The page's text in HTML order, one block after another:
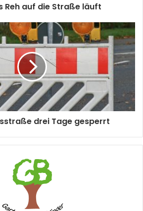
Reh auf die Straße läuft
drei Tage gesperrt